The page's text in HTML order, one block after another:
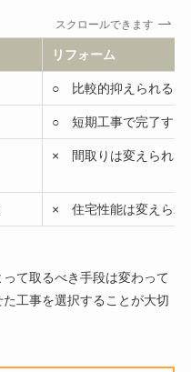
スクロールできます
リフォーム
○ 比較的抑えられる
○ 短期工事で完了する
× 間取りは変えられな
× 住宅性能は変えられ
て取るべき手段は変わって
工事を選択することが大切